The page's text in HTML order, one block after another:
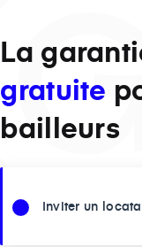
La
gratuite
bailleurs
Inviter un